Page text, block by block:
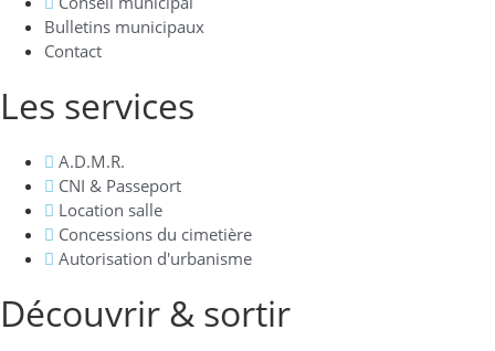
Bulletins municipaux
Contact
Les services
A.D.M.R.
CNI & Passeport
Location salle
Concessions du cimetière
Autorisation d'urbanisme
Découvrir & sortir